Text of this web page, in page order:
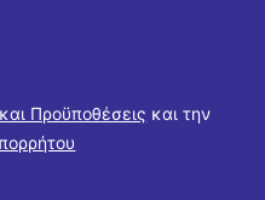
Προϋποθέσεις και την